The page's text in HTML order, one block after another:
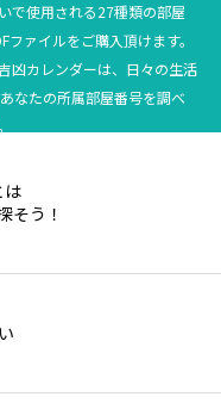
で使用される27種類の部屋
ァイルをご購入頂けます。
凶カレンダーは、日々の生活
なたの所属部屋番号を調べ
は
そう！